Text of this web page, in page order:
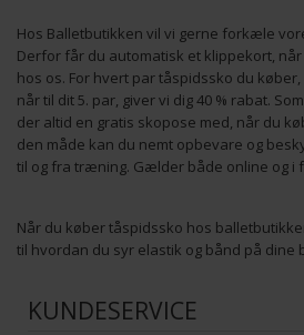
Hos Balletbutikken vil vi gerne forkæle
Derfor får du automatisk et klippekort,
hos os. For hvert par tåspidssko du
når til dit 5. par, giver vi dig 40 % rabat.
der altid en gratis skopose med, når du
den måde kan du nemt opbevare og
til og fra træning. Gælder både online og i
Når du køber tåspidssko hos
til hvordan du syr elastik og bånd på dine
KUNDESERVICE